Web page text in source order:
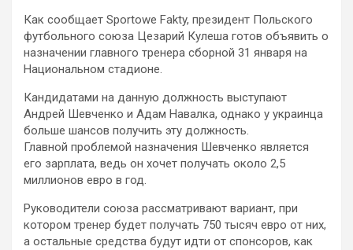
Как сообщает Sportowe Fakty, президент Польского
футбольного союза Цезарий Кулеша готов объявить о
назначении главного тренера сборной 31 января на
Национальном стадионе.
Кандидатами на данную должность выступают
Андрей Шевченко и Адам Навалка, однако у украинца
больше шансов получить эту должность.
Главной проблемой назначения Шевченко является
его зарплата, ведь он хочет получать около 2,5
миллионов евро в год.
Руководители союза рассматривают вариант, при
котором тренер будет получать 750 тысяч евро от них,
а остальные средства будут идти от спонсоров, как